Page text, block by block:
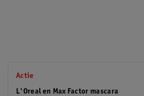
Actie
L'Oreal en Max Factor mascara